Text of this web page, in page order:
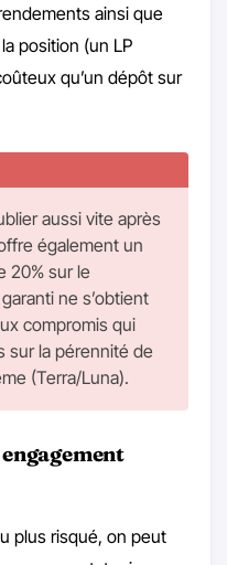
ainsi que
position (un LP
qu’un dépôt sur
aussi vite après
également un
20% sur le
ne s’obtient
compromis qui
sur la pérennité de
(Terra/Luna).
plus risqué, on peut